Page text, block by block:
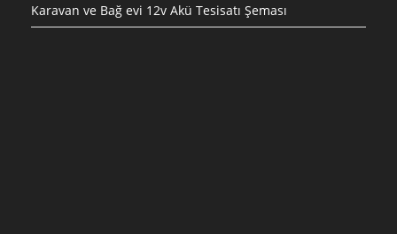
Karavan ve Bağ evi 12v Akü Tesisatı Şeması